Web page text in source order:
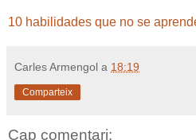
10 habilidades que no se
Carles Armengol a 18:19
Comparteix
Cap comentari: